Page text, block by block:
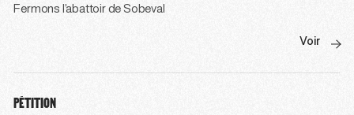
Fermons l’abattoir de Sobeval
Voir
PÉTITION